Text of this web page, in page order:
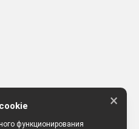
функционирования
×